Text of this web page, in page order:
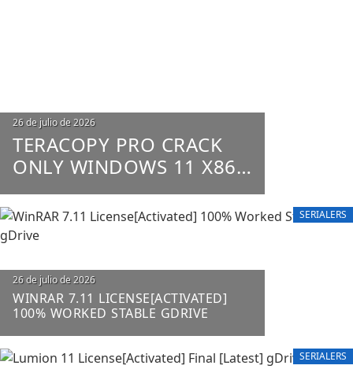
Posted
on
26 de julio de 2026
TERACOPY PRO CRACK
ONLY WINDOWS 11 X86-
X64 100% WORKED
UNLIMITED
SERIALERS
Posted
on
26 de julio de 2026
WINRAR 7.11 LICENSE[ACTIVATED]
100% WORKED STABLE GDRIVE
SERIALERS